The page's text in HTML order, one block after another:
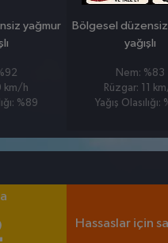
yağmur
km/h
%89
Bölgesel
yağışlı
Nem: %83
Rüzgar: 11
Yağış Olasılığı:
Hassaslar için